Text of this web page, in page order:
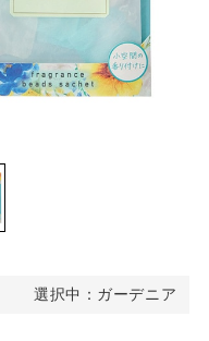
選択中：ガーデニア